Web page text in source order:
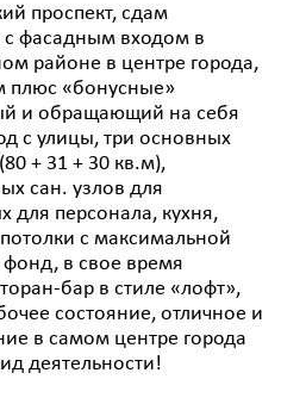
проспект, сдам
фасадным входом в
районе в центре города,
плюс «бонусные»
и обращающий на себя
с улицы, три основных
+ 31 + 30 кв.м),
сан. узлов для
для персонала, кухня,
с максимальной
в свое время
бар в стиле «лофт»,
состояние, отличное и
в самом центре города
деятельности!